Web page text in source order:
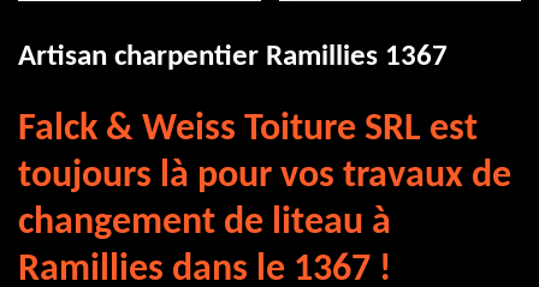
Artisan charpentier Ramillies 1367
Falck & Weiss Toiture SRL est
toujours là pour vos travaux de
changement de liteau à
Ramillies dans le 1367 !